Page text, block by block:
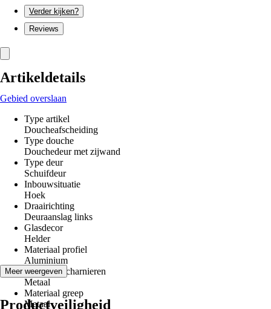
Verder kijken?
Reviews
Artikeldetails
Gebied overslaan
Type artikel
Doucheafscheiding
Type douche
Douchedeur met zijwand
Type deur
Schuifdeur
Inbouwsituatie
Hoek
Draairichting
Deuraanslag links
Glasdecor
Helder
Materiaal profiel
Aluminium
Materiaal scharnieren
Metaal
Materiaal greep
Metaal
Meer weergeven
Productveiligheid